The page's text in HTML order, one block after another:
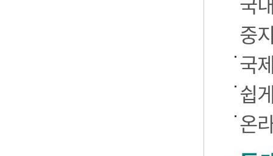
중
국
쉽
온